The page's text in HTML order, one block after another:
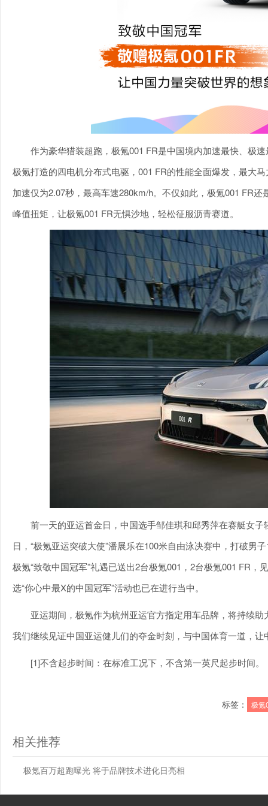
作为豪华猎装超跑，极氪001 FR是中国境内加速最快、极
极氪打造的四电机分布式电驱，001 FR的性能全面爆发，最大
加速仅为2.07秒，最高车速280km/h。不仅如此，极氪001 FR
峰值扭矩，让极氪001 FR无惧沙地，轻松征服沥青赛道。
前一天的亚运首金日，中国选手邹佳琪和邱秀萍在赛艇女
日，“极氪亚运突破大使”潘展乐在100米自由泳决赛中，打破男
极氪“致敬中国冠军”礼遇已送出2台极氪001，2台极氪001 FR
选“你心中最X的中国冠军”活动也已在进行当中。
亚运期间，极氪作为杭州亚运官方指定用车品牌，将持续
我们继续见证中国亚运健儿们的夺金时刻，与中国体育一道，
[1]不含起步时间：在标准工况下，不含第一英尺起步时间。
标签： 极氪
相关推荐
极氪百万超跑曝光 将于品牌技术进化日亮相